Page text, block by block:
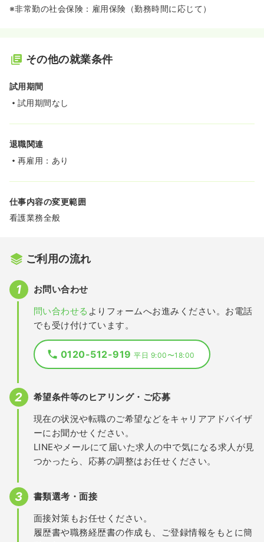
※非常勤の社会保険：雇用保険（勤務時間に応じて）
その他の就業条件
試用期間
試用期間なし
退職関連
再雇用：あり
仕事内容の変更範囲
看護業務全般
ご利用の流れ
お問い合わせ
問い合わせる よりフォームへお進みください。お電話
でも受け付けています。
0120-512-919平日 9:00〜18:00
希望条件等のヒアリング・ご応募
現在の状況や転職のご希望などをキャリアアドバイザ
ーにお聞かせください。
LINEやメールにて届いた求人の中で気になる求人が見
つかったら、応募の調整はお任せください。
書類選考・面接
面接対策もお任せください。
履歴書や職務経歴書の作成も、ご登録情報をもとに簡